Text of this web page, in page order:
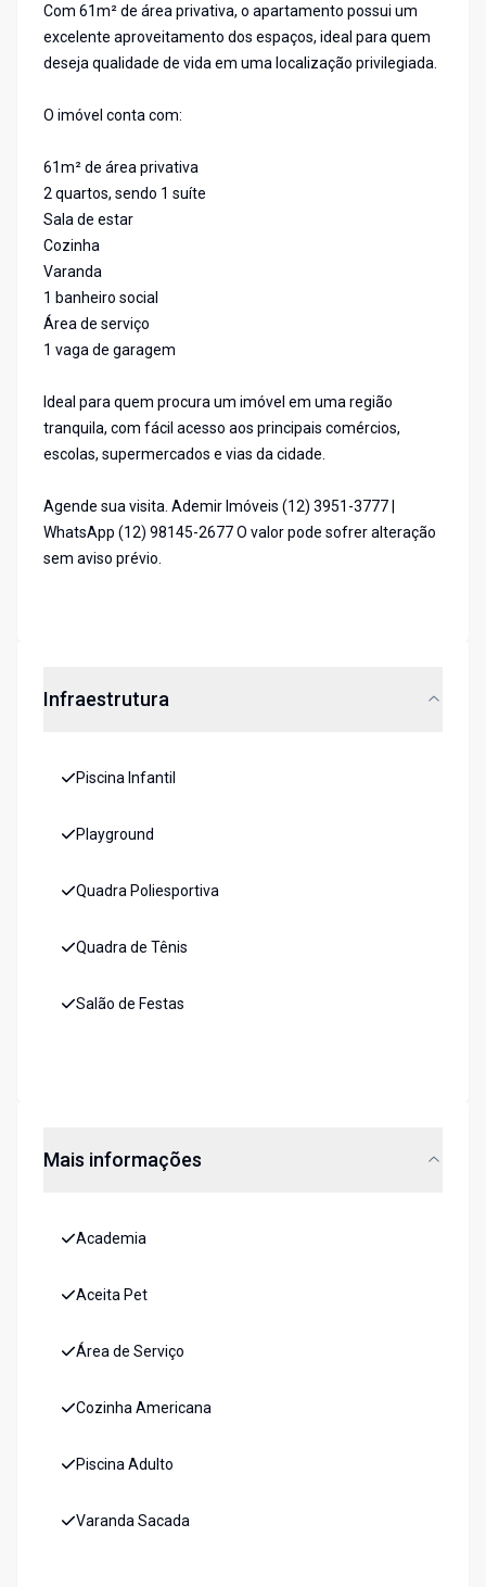
Com 61m² de área privativa, o apartamento possui um
excelente aproveitamento dos espaços, ideal para quem
deseja qualidade de vida em uma localização privilegiada.
O imóvel conta com:
61m² de área privativa
2 quartos, sendo 1 suíte
Sala de estar
Cozinha
Varanda
1 banheiro social
Área de serviço
1 vaga de garagem
Ideal para quem procura um imóvel em uma região
tranquila, com fácil acesso aos principais comércios,
escolas, supermercados e vias da cidade.
Agende sua visita. Ademir Imóveis (12) 3951-3777 |
WhatsApp (12) 98145-2677 O valor pode sofrer alteração
sem aviso prévio.
Infraestrutura
Piscina Infantil
Playground
Quadra Poliesportiva
Quadra de Tênis
Salão de Festas
Mais informações
Academia
Aceita Pet
Área de Serviço
Cozinha Americana
Piscina Adulto
Varanda Sacada